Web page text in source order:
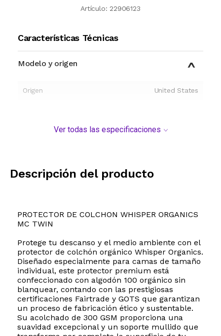
Artículo: 22906123
Características Técnicas
Modelo y origen
Origen United States
Ver todas las especificaciones
Descripción del producto
PROTECTOR DE COLCHON WHISPER ORGANICS
MC TWIN
Protege tu descanso y el medio ambiente con el
protector de colchón orgánico Whisper Organics.
Diseñado especialmente para camas de tamaño
individual, este protector premium está
confeccionado con algodón 100 orgánico sin
blanquear, contando con las prestigiosas
certificaciones Fairtrade y GOTS que garantizan
un proceso de fabricación ético y sustentable.
Su acolchado de 300 GSM proporciona una
suavidad excepcional y un soporte mullido que